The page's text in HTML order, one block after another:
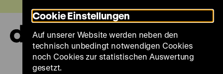
zum
Seiteninhalt
springen
Cookie Einstellungen
Auf unserer Website werden neben den
technisch unbedingt notwendigen Cookies
noch Cookies zur statistischen Auswertung
gesetzt.